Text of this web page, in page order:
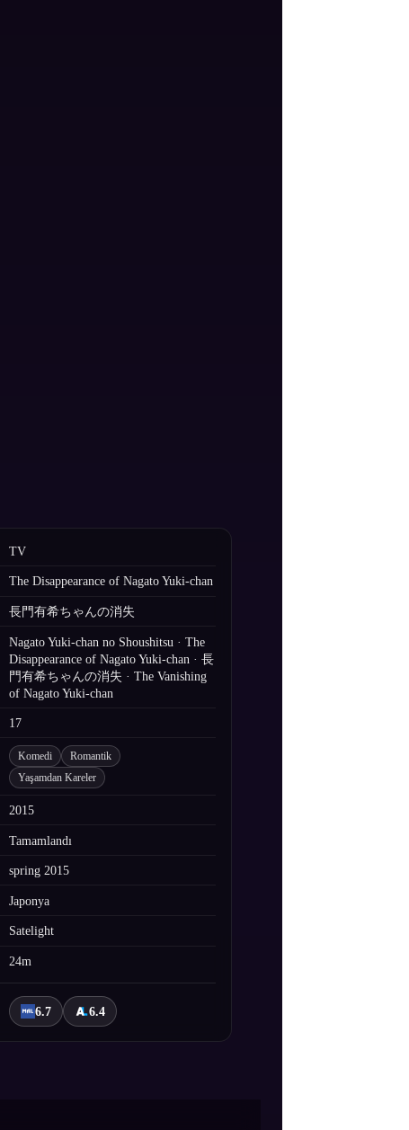
TV
The Disappearance of Nagato Yuki-chan
長門有希ちゃんの消失
Nagato Yuki-chan no Shoushitsu · The
Disappearance of Nagato Yuki-chan · 長
門有希ちゃんの消失 · The Vanishing
of Nagato Yuki-chan
17
Komedi Romantik
Yaşamdan Kareler
2015
Tamamlandı
spring 2015
Japonya
Satelight
24m
6.7 6.4